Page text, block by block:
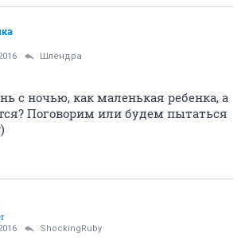
Шлёндра
с ночью, как маленькая ребенка, а
Поговорим или будем пытаться
ShockingRuby